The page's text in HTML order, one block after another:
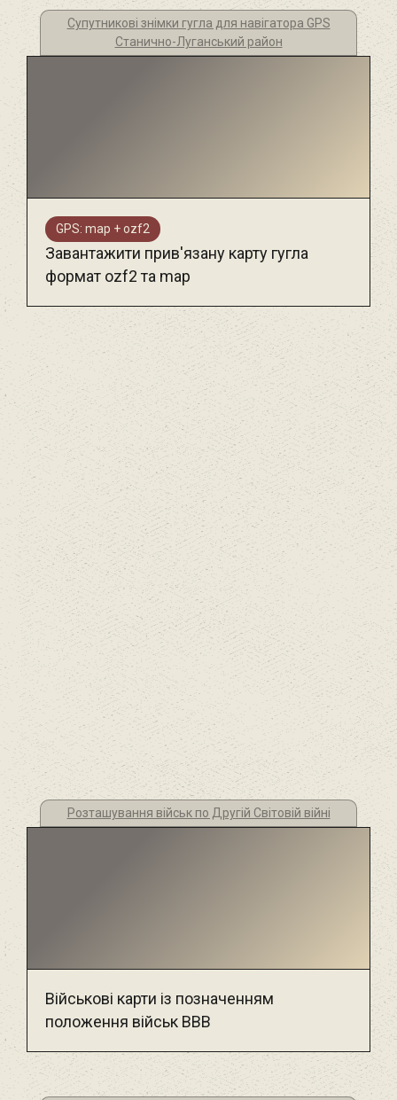
Супутникові знімки гугла для навігатора GPS
Станично-Луганський район
GPS: map + ozf2
Завантажити прив'язану карту гугла
формат ozf2 та map
Розташування військ по Другій Світовій війні
Військові карти із позначенням
положення військ ВВВ